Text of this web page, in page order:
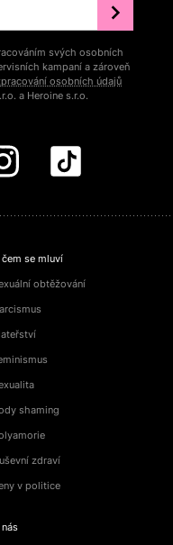
svých osobních
kampaní a zároveň
osobních údajů
a Heroine s.r.o.
čem se mluví
obtěžování
shaming
zdraví
v politice
nás